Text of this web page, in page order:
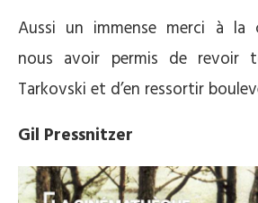
Aussi un immense merci à la
nous avoir permis de revoir
Tarkovski et d’en ressortir
Gil Pressnitzer